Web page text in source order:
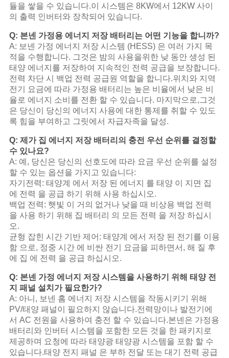
듈을 쌓을 수 있습니다.이 시스템은 8KW에서 12KW 사이
의 출력 인버터와 장착되어 있습니다.
Q: 본넨 가정용 에너지 저장 배터리는 어떤 기능을 합니까?
A: 보넨 가정 에너지 저장 시스템 (HESS) 은 여러 가지 목
적을 수행합니다. 그것은 밤의 사용을위한 낮 동안 생성 된
태양 에너지를 저장하여 지속적인 전력 공급을 보장합니다.
전력 차단 시 백업 전력 공급원 역할을 합니다.위치와 지역
전기 요금에 따라 가정용 배터리는 높은 비율에서 낮은 비
율로 에너지 소비를 전환 할 수 있습니다. 마지막으로,그것
은 당신이 당신의 에너지 사용에 대한 통제를 취할 수 있도
록 힘을 부여하고 그릿에서 자급자족을 달성.
Q: 제가 집 에너지 저장 배터리의 충전 우선 순위를 결정할
수 있나요?
A: 예, 당신은 당신의 선호도에 따라 요금 우선 순위를 설정
할 수 있는 옵션을 가지고 있습니다:
자기전력: 태양계 에서 저장 된 에너지 를 태양 이 지면 집
에 전력 을 공급 하기 위해 사용 하십시오.
백업 전력: 햇빛 이 거의 없거나 낮을 때 비상용 백업 전력
을 사용 하기 위해 집 배터리 의 모든 전력 을 저장 하십시
오.
균형 잡힌 시간 기반 제어: 태양계 에서 저장 된 전기를 이용
함 으로, 정중 시간 에 비싼 전기 요금을 피하면서, 해 질 후
에 집 에 전력 을 공급 하십시오.
Q: 본넨 가정 에너지 저장 시스템을 사용하기 위해 태양 전
지 패널 설치가 필요한가?
A: 아니, 보넨 홈 에너지 저장 시스템을 작동시키기 위해
PV/태양 패널이 필요하지 않습니다.전력망이나 발전기에
서 AC 전원을 사용하여 충전 할 수 있습니다.본넨은 가정용
배터리와 인버터 시스템을 포함한 모든 것을 한 패키지로
제공하며 요청에 따라 태양광 태양광 시스템을 포함 할 수
있습니다.태양 전지 패널 은 부하 전달 또는 대기 전력 공급